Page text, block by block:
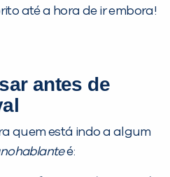
até a hora de ir embora!
antes de
quem está indo a algum
é: